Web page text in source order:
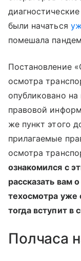
были начаться
помешала
Постановление
осмотра
опубликовано на
правовой
же пункт этого
прилагаемые
осмотра
ознакомился с
рассказать вам
техосмотра уже
тогда вступит в
Полчаса